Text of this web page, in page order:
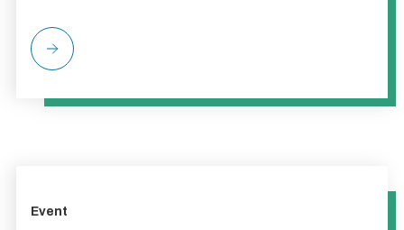
Event